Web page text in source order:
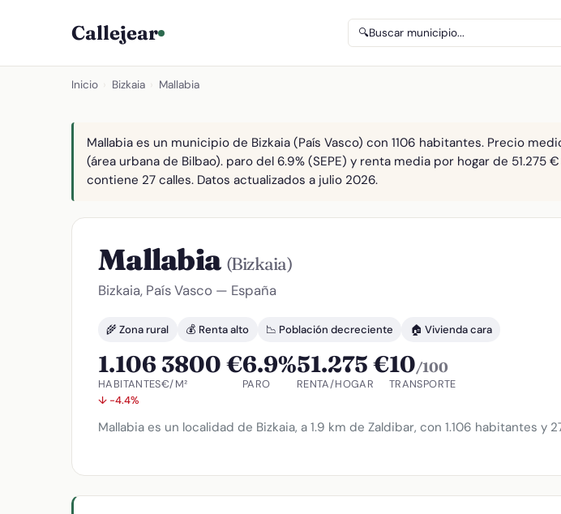
Callejear 🔍Buscar municipio...
Inicio Bizkaia Mallabia
Mallabia es un municipio de Bizkaia (País Vasco) con 1106 habitantes. Precio
(área urbana de Bilbao). paro del 6.9% (SEPE) y renta media por hogar de 51.275
contiene 27 calles. Datos actualizados a julio 2026.
Mallabia (Bizkaia)
Bizkaia, País Vasco — España
🌾 Zona rural 💰 Renta alto 📉 Población decreciente 🏠 Vivienda cara
1.106
HABITANTES
↓ -4.4%
3800 €
€/M²
6.9%
PARO
51.275 €
RENTA/HOGAR
10/100
TRANSPORTE
Mallabia es un localidad de Bizkaia, a 1.9 km de Zaldibar, con 1.106 habitantes y